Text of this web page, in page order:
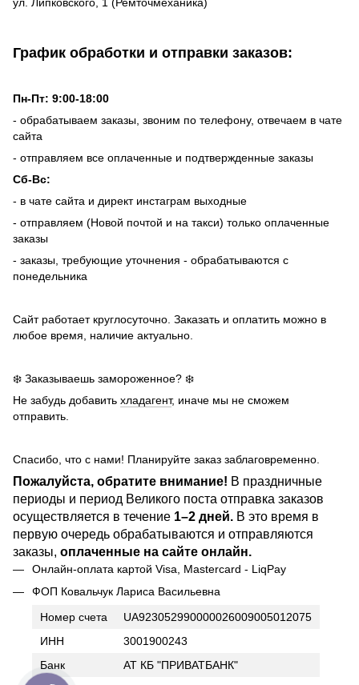
График обработки и отправки заказов:
Пн-Пт: 9:00-18:00
- обрабатываем заказы, звоним по телефону, отвечаем в чате
сайта
- отправляем все оплаченные и подтвержденные заказы
Сб-Вс:
- в чате сайта и директ инстаграм выходные
- отправляем (Новой почтой и на такси) только оплаченные
заказы
- заказы, требующие уточнения - обрабатываются с
понедельника
Сайт работает круглосуточно. Заказать и оплатить можно в
любое время, наличие актуально.
❄️ Заказываешь замороженное? ❄️
Не забудь добавить хладагент, иначе мы не сможем
отправить.
Спасибо, что с нами! Планируйте заказ заблаговременно.
Пожалуйста, обратите внимание! В праздничные
периоды и период Великого поста отправка заказов
осуществляется в течение 1–2 дней. В это время в
первую очередь обрабатываются и отправляются
заказы, оплаченные на сайте онлайн.
Онлайн-оплата картой Visa, Mastercard - LiqPay
ФОП Ковальчук Лариса Васильевна
Номер счета
UA923052990000026009005012075
ИНН
3001900243
Банк
АТ КБ "ПРИВАТБАНК"